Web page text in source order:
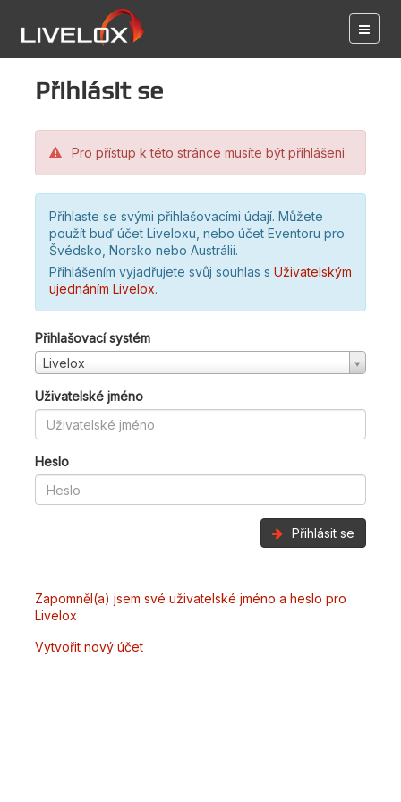
Přihlásit se
Pro přístup k této stránce musíte být přihlášeni
Přihlaste se svými přihlašovacími údají. Můžete
použít buď účet Liveloxu, nebo účet Eventoru pro
Švédsko, Norsko nebo Austrálii.
Přihlášením vyjadřujete svůj souhlas s Uživatelským
ujednáním Livelox.
Přihlašovací systém
Livelox
Uživatelské jméno
Heslo
Přihlásit se
Zapomněl(a) jsem své uživatelské jméno a heslo pro
Livelox
Vytvořit nový účet